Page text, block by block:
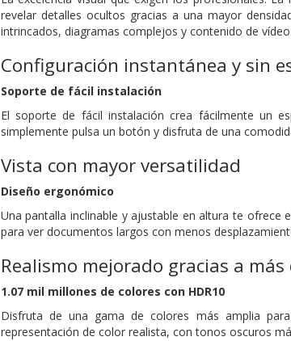
revelar detalles ocultos gracias a una mayor
intrincados, diagramas complejos y contenido de
Configuración instantánea y sin
Soporte de fácil instalación
El soporte de fácil instalación crea fácilmente un
simplemente pulsa un botón y disfruta de una
Vista con mayor versatilidad
Diseño ergonómico
Una pantalla inclinable y ajustable en altura te ofrece
para ver documentos largos con menos
Realismo mejorado gracias a más
1.07 mil millones de colores con HDR10
Disfruta de una gama de colores más amplia
representación de color realista, con tonos oscuros